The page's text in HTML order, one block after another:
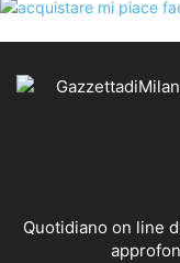
Quotidiano on line